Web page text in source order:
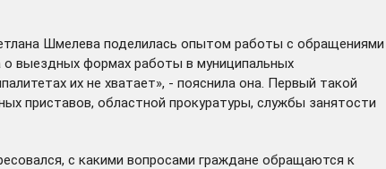
Шмелева поделилась опытом работы с обращениями
выездных формах работы в муниципальных
их не хватает», - пояснила она. Первый такой
приставов, областной прокуратуры, службы занятости
с какими вопросами граждане обращаются к